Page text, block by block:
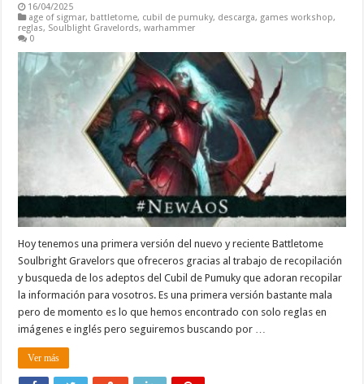
16/04/2025
age of sigmar, battletome, cubil de pumuky, descarga, games workshop,
reglas, Soulblight Gravelords,warhammer
0
Hoy tenemos una primera versión del nuevo y reciente Battletome
Soulbright Gravelors que ofreceros gracias al trabajo de recopilación
y busqueda de los adeptos del Cubil de Pumuky que adoran recopilar
la información para vosotros. Es una primera versión bastante mala
pero de momento es lo que hemos encontrado con solo reglas en
imágenes e inglés pero seguiremos buscando por …
Ver más